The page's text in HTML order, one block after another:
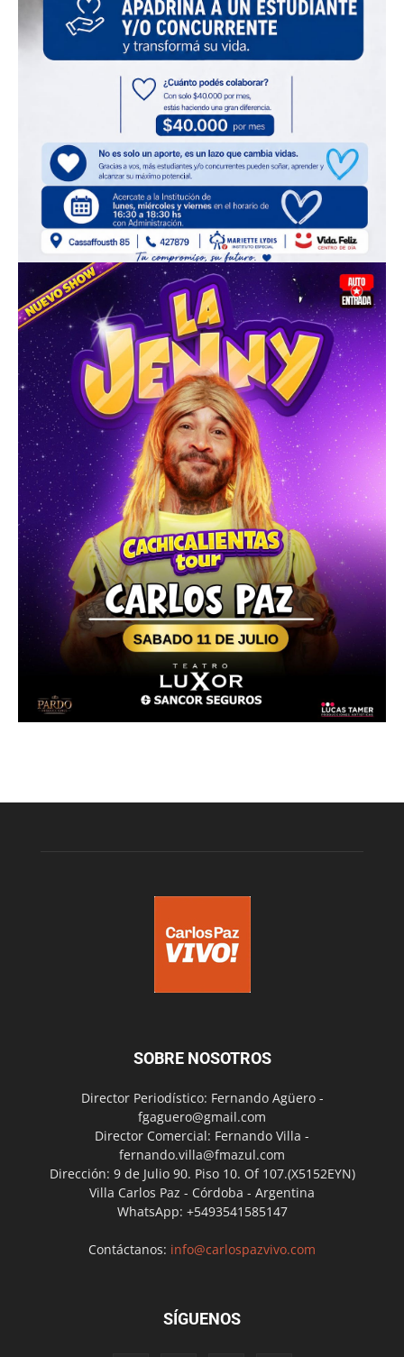
SOBRE NOSOTROS
Director Periodístico: Fernando Agüero -
fgaguero@gmail.com
Director Comercial: Fernando Villa -
fernando.villa@fmazul.com
Dirección: 9 de Julio 90. Piso 10. Of 107.(X5152EYN)
Villa Carlos Paz - Córdoba - Argentina
WhatsApp: +5493541585147
Contáctanos: info@carlospazvivo.com
SÍGUENOS